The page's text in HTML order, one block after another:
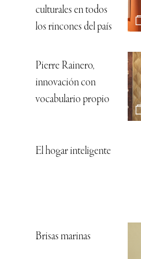
culturales en todos
los rincones del país
Pierre Rainero,
innovación con
vocabulario propio
El hogar inteligente
Brisas marinas